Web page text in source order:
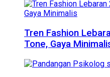
Tren Fashion
Tone, Gaya